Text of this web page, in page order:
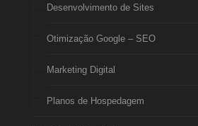
Desenvolvimento de Sites
Otimização Google – SEO
Marketing Digital
Planos de Hospedagem